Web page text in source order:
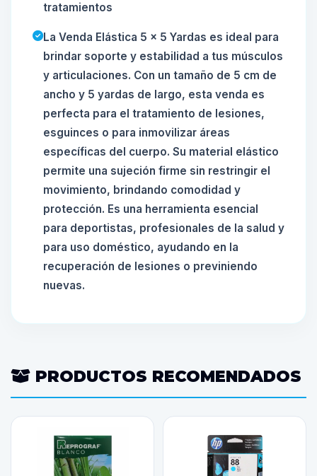
tratamientos
La Venda Elástica 5 x 5 Yardas es ideal para
brindar soporte y estabilidad a tus músculos
y articulaciones. Con un tamaño de 5 cm de
ancho y 5 yardas de largo, esta venda es
perfecta para el tratamiento de lesiones,
esguinces o para inmovilizar áreas
específicas del cuerpo. Su material elástico
permite una sujeción firme sin restringir el
movimiento, brindando comodidad y
protección. Es una herramienta esencial
para deportistas, profesionales de la salud y
para uso doméstico, ayudando en la
recuperación de lesiones o previniendo
nuevas.
PRODUCTOS RECOMENDADOS